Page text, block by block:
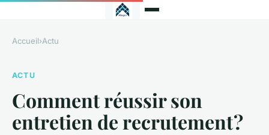
Accueil›Actu
ACTU
Comment réussir son
entretien de recrutement ?